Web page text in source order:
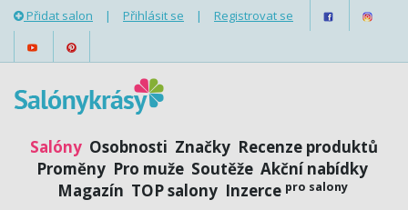
Přidat salon | Přihlásit se | Registrovat se
Salóny Osobnosti Značky Recenze produktů
Proměny Pro muže Soutěže Akční nabídky
Magazín TOP salony Inzerce pro salony